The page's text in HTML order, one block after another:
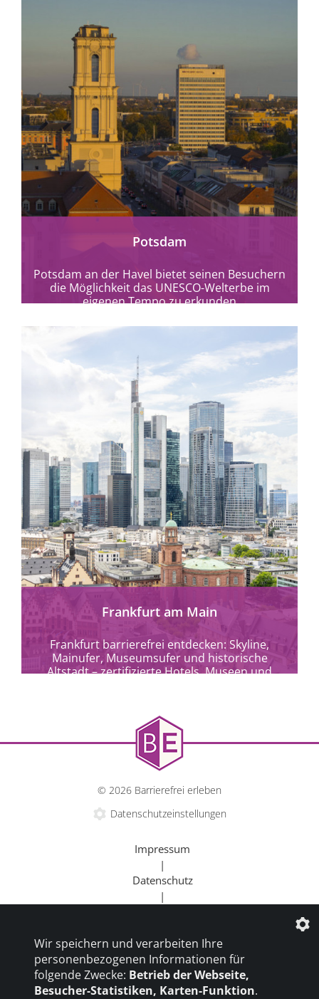
mehr erfahren
Potsdam
Potsdam an der Havel bietet seinen Besuchern
die Möglichkeit das UNESCO-Welterbe im
eigenen Tempo zu erkunden
mehr erfahren
Frankfurt am Main
Frankfurt barrierefrei entdecken: Skyline,
Mainufer, Museumsufer und historische
Altstadt – zertifizierte Hotels, Museen und
© 2026 Barrierefrei erleben
Datenschutzeinstellungen
Impressum
|
Datenschutz
|
Beratung
|
Goldener Rollstuhl
|
Wir speichern und verarbeiten Ihre
personenbezogenen Informationen für
folgende Zwecke: Betrieb der Webseite,
Besucher-Statistiken, Karten-Funktion.